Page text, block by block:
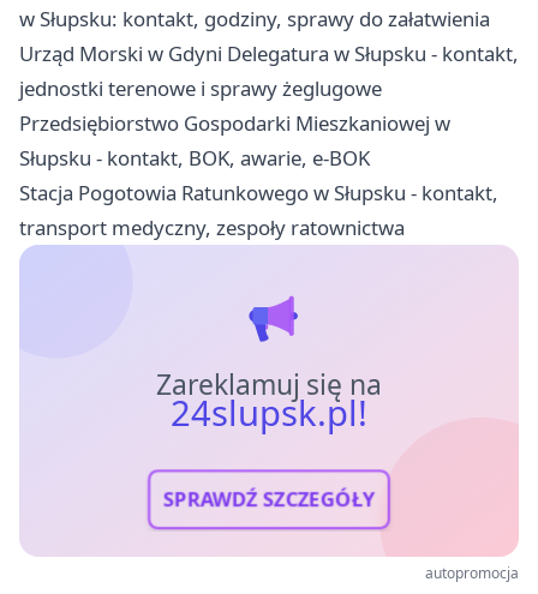
w Słupsku: kontakt, godziny, sprawy do załatwienia
Urząd Morski w Gdyni Delegatura w Słupsku - kontakt,
jednostki terenowe i sprawy żeglugowe
Przedsiębiorstwo Gospodarki Mieszkaniowej w
Słupsku - kontakt, BOK, awarie, e-BOK
Stacja Pogotowia Ratunkowego w Słupsku - kontakt,
transport medyczny, zespoły ratownictwa
Zareklamuj się na
24slupsk.pl!
SPRAWDŹ SZCZEGÓŁY
autopromocja